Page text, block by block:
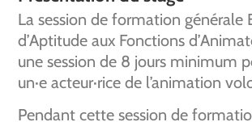
La session de formation générale
d’Aptitude aux Fonctions
une session de 8 jours minimum
un·e acteur·rice de l’animation
Pendant cette session de